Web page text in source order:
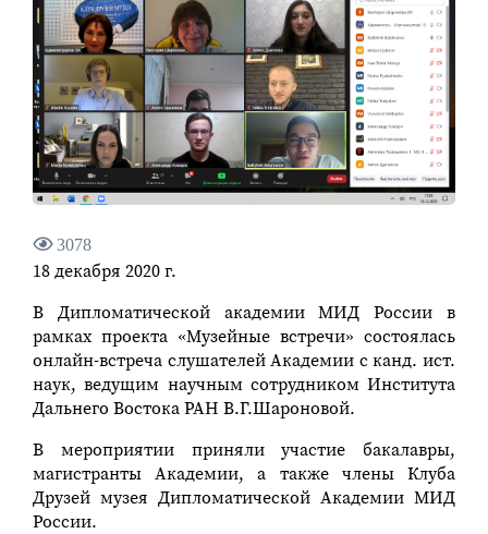
3078
18 декабря 2020 г.
В Дипломатической академии МИД России в
рамках проекта «Музейные встречи» состоялась
онлайн-встреча слушателей Академии с канд. ист.
наук, ведущим научным сотрудником Института
Дальнего Востока РАН В.Г.Шароновой.
В мероприятии приняли участие бакалавры,
магистранты Академии, а также члены Клуба
Друзей музея Дипломатической Академии МИД
России.